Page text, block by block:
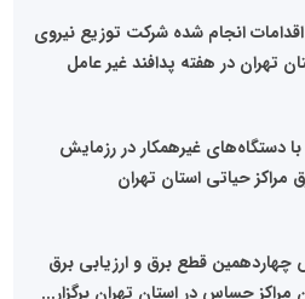
انجام شده شرکت توزیع نیروی
تهران در هفته پدافند غیر عامل
دستگاه‌های غیرهمکار در رزمایش
مراکز حیاتی استان تهران
چهاردهمین قطع برق و ارزیابی برق
مراکز حساس در استان تهران برگزار...